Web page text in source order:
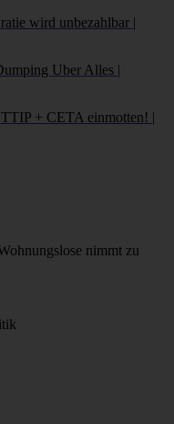
wird unbezahlbar |
Uber Alles |
+ CETA einmotten! |
nimmt zu